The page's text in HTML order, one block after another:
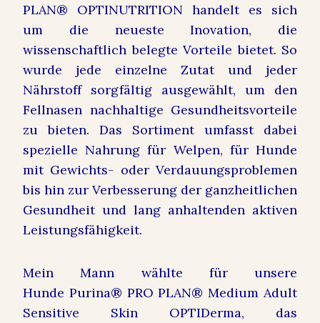
PLAN® OPTINUTRITION handelt es sich
um die neueste Inovation, die
wissenschaftlich belegte Vorteile bietet. So
wurde jede einzelne Zutat und jeder
Nährstoff sorgfältig ausgewählt, um den
Fellnasen nachhaltige Gesundheitsvorteile
zu bieten. Das Sortiment umfasst dabei
spezielle Nahrung für Welpen, für Hunde
mit Gewichts- oder Verdauungsproblemen
bis hin zur Verbesserung der ganzheitlichen
Gesundheit und lang anhaltenden aktiven
Leistungsfähigkeit.
Mein Mann wählte für unsere
Hunde Purina® PRO PLAN® Medium Adult
Sensitive Skin OPTIDerma, das